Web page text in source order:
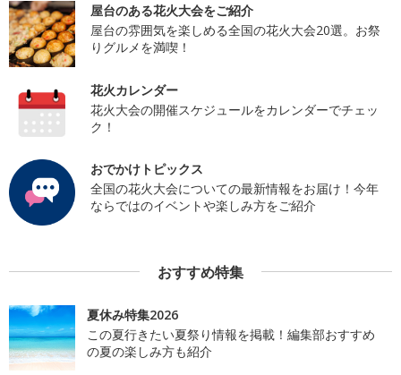
屋台のある花火大会をご紹介
屋台の雰囲気を楽しめる全国の花火大会20選。お祭
りグルメを満喫！
花火カレンダー
花火大会の開催スケジュールをカレンダーでチェッ
ク！
おでかけトピックス
全国の花火大会についての最新情報をお届け！今年
ならではのイベントや楽しみ方をご紹介
おすすめ特集
夏休み特集2026
この夏行きたい夏祭り情報を掲載！編集部おすすめ
の夏の楽しみ方も紹介